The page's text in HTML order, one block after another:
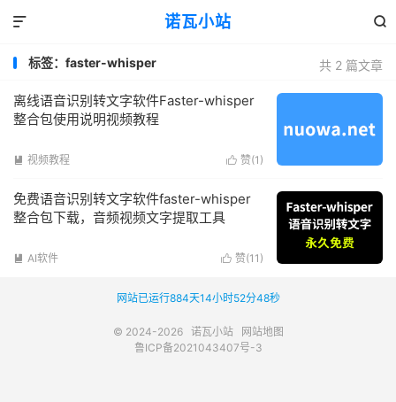
诺瓦小站 

共 2 篇文章
标签：faster-whisper
离线语音识别转文字软件Faster-whisper
整合包使用说明视频教程
 赞(1 )
 视频教程
免费语音识别转文字软件faster-whisper
整合包下载，音频视频文字提取工具
 赞(11 )
 AI软件
网站已运行884天14小时52分48秒
© 2024-2026 诺瓦小站
网站地图
鲁ICP备2021043407号-3